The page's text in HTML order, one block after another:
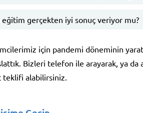
eğitim gerçekten iyi sonuç veriyor mu?
için pandemi döneminin
Bizleri telefon ile arayarak, ya
alabilirsiniz.